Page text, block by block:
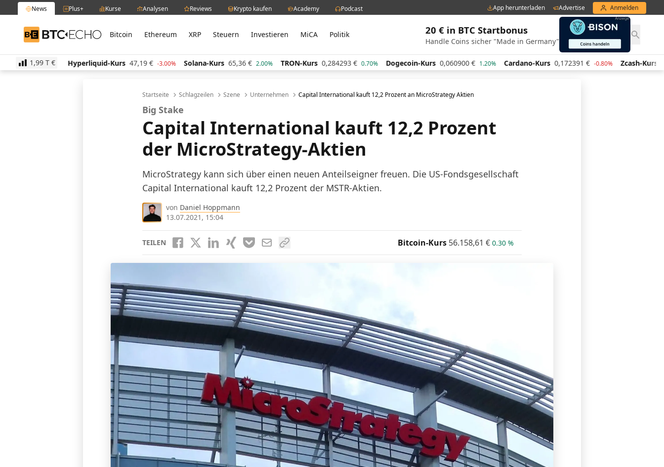
News Plus+ Kurse Analysen Reviews Krypto kaufen Academy Podcast App herunterladen Advertise Anmelden
BTC-ECHO Bitcoin Ethereum XRP Steuern Investieren MiCA Politik 20 € in BTC Startbonus
Handle Coins sicher "Made in Germany"
1,99 T €
0.90% Hyperliquid-Kurs 47,19 € -3.00% Solana-Kurs 65,36 € 2.00% TRON-Kurs 0,284293 € 0.70% Dogecoin-Kurs 0,060900 € 1.20% Cardano-Kurs 0,172391 € -0.80% Zcash-Kurs 431,15 €
Startseite Schlagzeilen Szene Unternehmen Capital International kauft 12,2 Prozent an MicroStrategy Aktien
Big Stake
Capital International kauft 12,2 Prozent
der MicroStrategy-Aktien
MicroStrategy kann sich über einen neuen Anteilseigner freuen. Die US-Fondsgesellschaft
Capital International kauft 12,2 Prozent der MSTR-Aktien.
von Daniel Hoppmann
13.07.2021, 15:04
TEILEN Bitcoin-Kurs 56.158,61 € 0.30 %